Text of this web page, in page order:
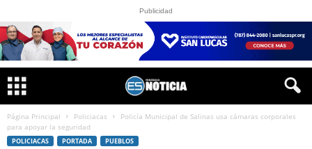
Publicidad
Página Principal Policiacas
Policía Municipal de Salinas usa cámaras corporales
para apoyar la seguridad
POLICIACAS PORTADA PUEBLOS